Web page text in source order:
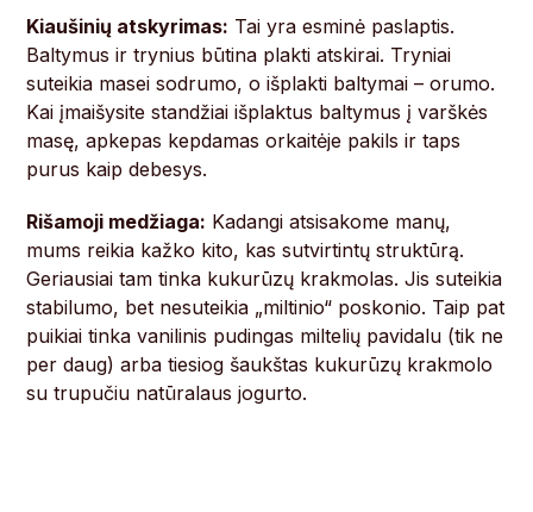
Kiaušinių atskyrimas: Tai yra esminė paslaptis.
Baltymus ir trynius būtina plakti atskirai. Tryniai
suteikia masei sodrumo, o išplakti baltymai – orumo.
Kai įmaišysite standžiai išplaktus baltymus į varškės
masę, apkepas kepdamas orkaitėje pakils ir taps
purus kaip debesys.
Rišamoji medžiaga: Kadangi atsisakome manų,
mums reikia kažko kito, kas sutvirtintų struktūrą.
Geriausiai tam tinka kukurūzų krakmolas. Jis suteikia
stabilumo, bet nesuteikia „miltinio“ poskonio. Taip pat
puikiai tinka vanilinis pudingas miltelių pavidalu (tik ne
per daug) arba tiesiog šaukštas kukurūzų krakmolo
su trupučiu natūralaus jogurto.